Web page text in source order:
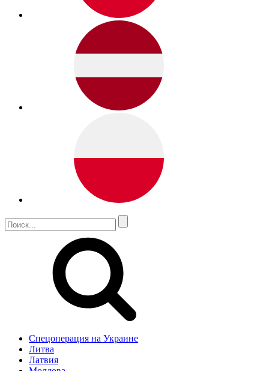
Спецоперация на Украине
Литва
Латвия